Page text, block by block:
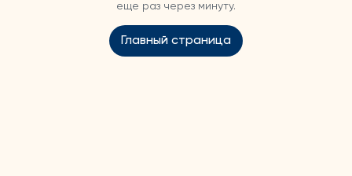
еще раз через минуту.
Главный страница